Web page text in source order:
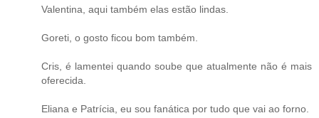
Valentina, aqui também elas estão lindas.
Goreti, o gosto ficou bom também.
Cris, é lamentei quando soube que atualmente não é mais
oferecida.
Eliana e Patrícia, eu sou fanática por tudo que vai ao forno.